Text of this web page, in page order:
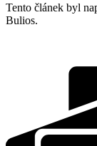
Tento článek byl
Bulios.